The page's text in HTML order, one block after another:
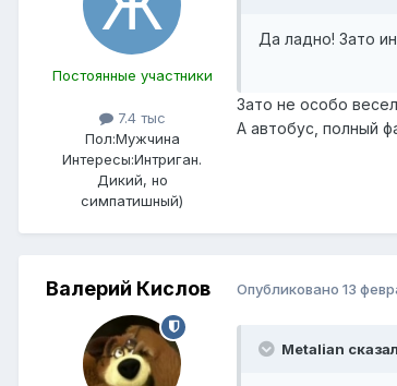
Постоянные участники
7.4 тыс
Пол:Мужчина
Интересы:Интриган.
Дикий, но
симпатишный)
Да ладно! Зато
Зато не особо
А автобус, полный
Валерий Кислов Опубликовано 13
Metalian